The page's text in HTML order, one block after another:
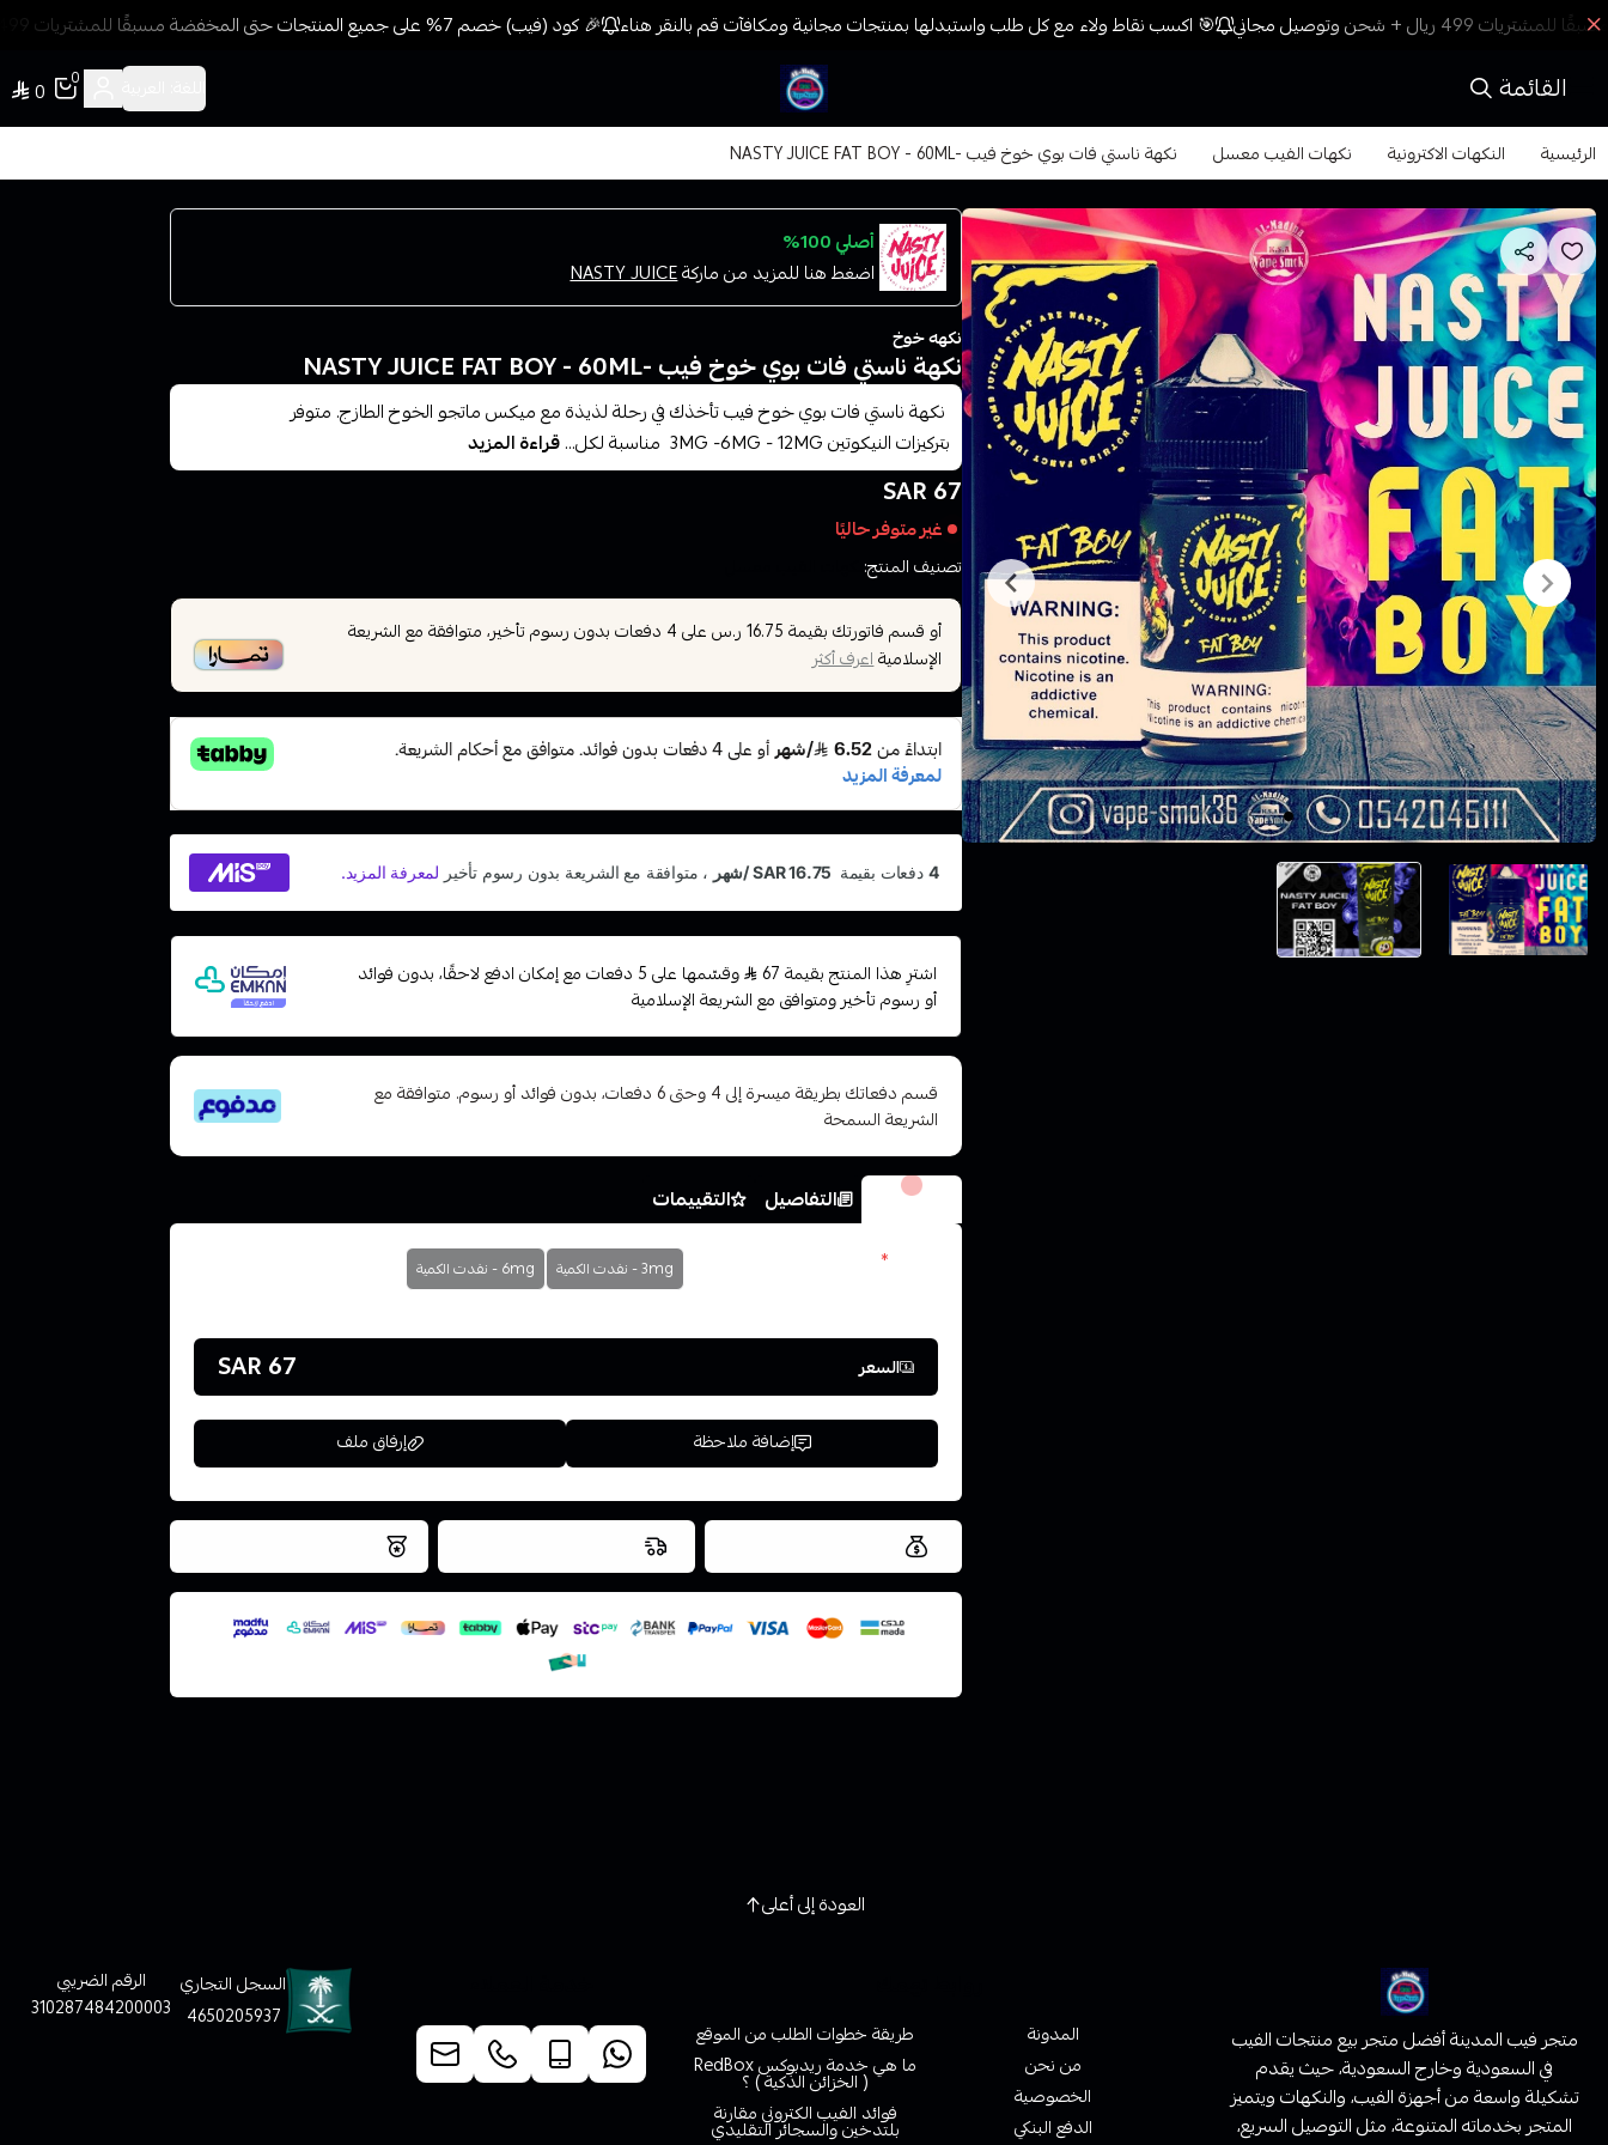
🎯 اكسب نقاط ولاء مع كل طلب واستبدلها بمنتجات مجانية ومكافآت قم بالنقر هناء 🎉 كود (فيب) خصم 7% على جميع المنتجات حتى المخفضة مسبقًا للمشتريات 499 ريال + شحن وتوصيل مجاني
القائمة فيب المدينة
0
0
الرئيسية النكهات الاكترونية نكهات الفيب معسل نكهة ناستي فات بوي خوخ فيب -NASTY JUICE FAT BOY - 60ML
أصلي 100%
اضغط هنا للمزيد من ماركةNASTY JUICE
نكهه خوخ
نكهة ناستي فات بوي خوخ فيب -NASTY JUICE FAT BOY - 60ML
نكهة ناستي فات بوي خوخ فيب تأخذك في رحلة لذيذة مع ميكس ماتجو الخوخ الطازج. متوفر
بتركيزات النيكوتين 3MG -6MG - 12MG مناسبة لكل...
قراءة المزيد
67 SAR
غير متوفر حاليًا
تصنيف المنتج:
أو قسم فاتورتك بقيمة 16.75 ر.س على4 دفعات بدون رسوم تأخير، متوافقة مع الشريعة
الإسلاميةاعرف أكثر
اشترِ هذا المنتج بقيمة 67
وقسّمها على 5 دفعات مع إمكان ادفع لاحقًا، بدون فوائد
أو رسوم تأخير ومتوافق مع الشريعة الإسلامية
قسم دفعاتك بطريقة ميسرة إلى 4 وحتى 6 دفعات، بدون فوائد أو رسوم. متوافقة مع
الشريعة السمحة
الخيارات التفاصيل التقييمات
* 3mg - نفدت الكمية 6mg - نفدت الكمية
السعر 67 SAR
إضافة ملاحظة إرفاق ملف
اسحب و افلت الملف هنا
استعراض
العروض والشحن مجاني نتميز بلجودة والتخزين الامن
العودة إلى أعلى
متجر فيب المدينة أفضل متجر بيع منتجات الفيب
في السعودية وخارج السعودية، حيث يقدم
تشكيلة واسعة من أجهزة الفيب، والنكهات ويتميز
المتجر بخدماته المتنوعة، مثل التوصيل السريع،
المدونة
من نحن
الخصوصية
الدفع البنكي
طريقة خطوات الطلب من الموقع
ما هي خدمة ريدبوكس RedBox
( الخزائن الذكية ) ؟
فوائد الفيب الكتروني مقارنة
بلتدخين والسجائر التقليدي
السجل التجاري
4650205937
الرقم الضريبي
310287484200003